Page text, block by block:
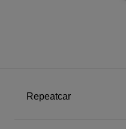
Repeatcar